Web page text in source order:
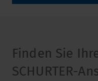
Finden Sie
SCHURTER-